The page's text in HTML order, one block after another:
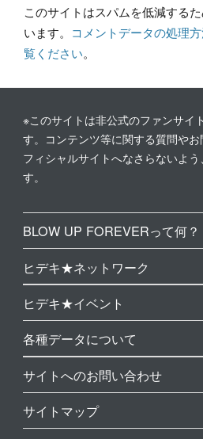
このサイトはスパムを低減する
います。 コメントデータの処理
覧ください。
※このサイトは非公式のファンサイ
す。コンテンツ等に関する質問や
フィシャルサイトへなさらないよ
す。
BLOW UP FOREVERって何？
ヒデキ★ネットワーク
ヒデキ★イベント
各種データについて
サイトへのお問い合わせ
サイトマップ